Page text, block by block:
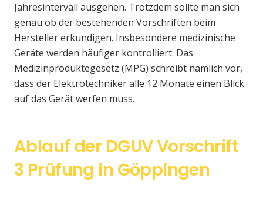
Jahresintervall ausgehen. Trotzdem sollte man sich
genau ob der bestehenden Vorschriften beim
Hersteller erkundigen. Insbesondere medizinische
Geräte werden häufiger kontrolliert. Das
Medizinproduktegesetz (MPG) schreibt nämlich vor,
dass der Elektrotechniker alle 12 Monate einen Blick
auf das Gerät werfen muss.
Ablauf der DGUV Vorschrift
3 Prüfung in Göppingen